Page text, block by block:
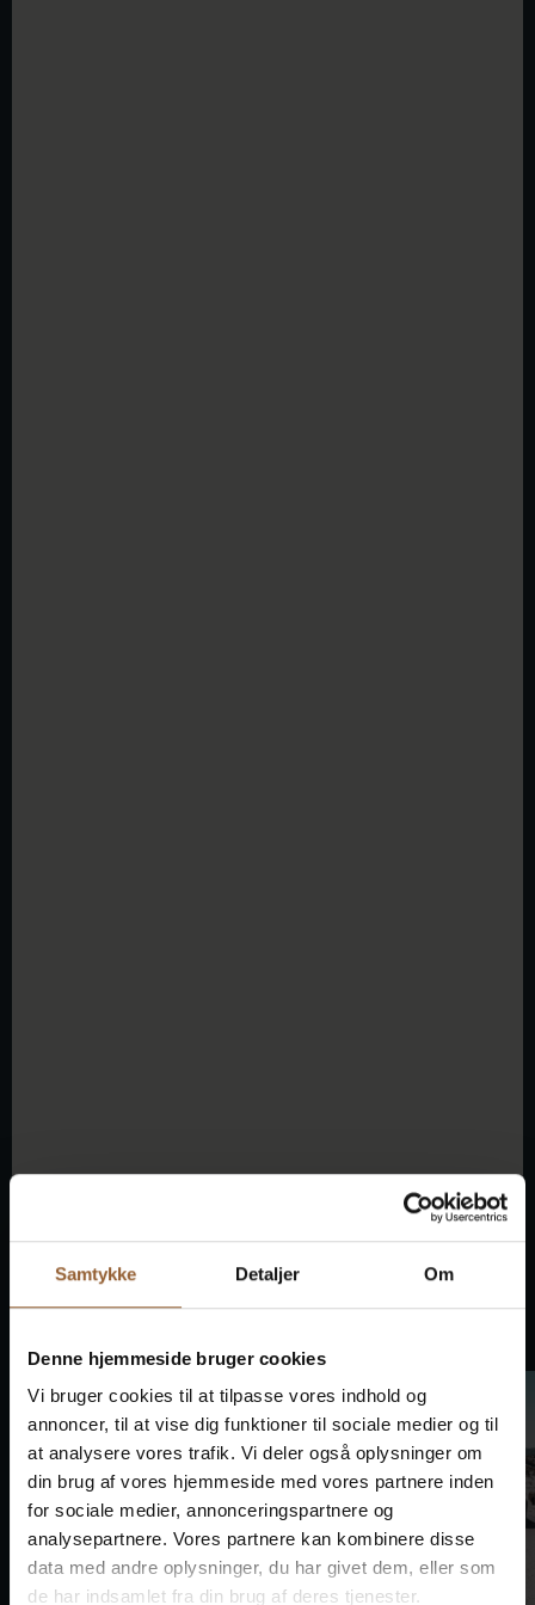
Samtykke Detaljer Om
Denne hjemmeside bruger cookies
Vi bruger cookies til at tilpasse vores indhold og
annoncer, til at vise dig funktioner til sociale medier og til
at analysere vores trafik. Vi deler også oplysninger om
din brug af vores hjemmeside med vores partnere inden
for sociale medier, annonceringspartnere og
analysepartnere. Vores partnere kan kombinere disse
data med andre oplysninger, du har givet dem, eller som
de har indsamlet fra din brug af deres tjenester.
Dét sker også